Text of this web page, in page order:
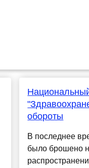
обороты
В последнее
было брошено